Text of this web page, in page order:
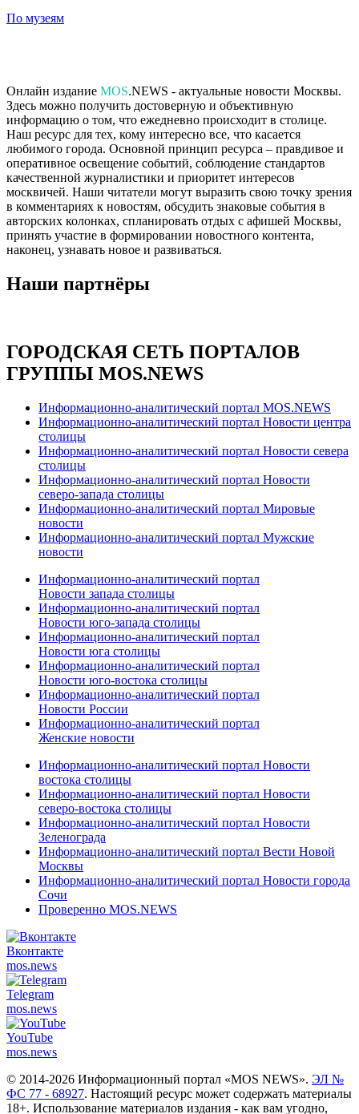
По музеям
Онлайн издание MOS.NEWS - актуальные новости Москвы.
Здесь можно получить достоверную и объективную
информацию о том, что ежедневно происходит в столице.
Наш ресурс для тех, кому интересно все, что касается
любимого города. Основной принцип ресурса – правдивое и
оперативное освещение событий, соблюдение стандартов
качественной журналистики и приоритет интересов
москвичей. Наши читатели могут выразить свою точку зрения
в комментариях к новостям, обсудить знаковые события в
авторских колонках, спланировать отдых с афишей Москвы,
принять участие в формировании новостного контента,
наконец, узнавать новое и развиваться.
Наши партнёры
ГОРОДСКАЯ СЕТЬ ПОРТАЛОВ
ГРУППЫ MOS.NEWS
Информационно-аналитический портал MOS.NEWS
Информационно-аналитический портал Новости центра
столицы
Информационно-аналитический портал Новости севера
столицы
Информационно-аналитический портал Новости
северо-запада столицы
Информационно-аналитический портал Мировые
новости
Информационно-аналитический портал Мужские
новости
Информационно-аналитический портал
Новости запада столицы
Информационно-аналитический портал
Новости юго-запада столицы
Информационно-аналитический портал
Новости юга столицы
Информационно-аналитический портал
Новости юго-востока столицы
Информационно-аналитический портал
Новости России
Информационно-аналитический портал
Женские новости
Информационно-аналитический портал Новости
востока столицы
Информационно-аналитический портал Новости
северо-востока столицы
Информационно-аналитический портал Новости
Зеленограда
Информационно-аналитический портал Вести Новой
Москвы
Информационно-аналитический портал Новости города
Сочи
Проверенно MOS.NEWS
Вконтакте
mos.news
Telegram
mos.news
YouTube
mos.news
© 2014-2026 Информационный портал «MOS NEWS». ЭЛ №
ФС 77 - 68927. Настоящий ресурс может содержать материалы
18+. Использование материалов издания - как вам угодно,